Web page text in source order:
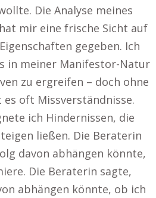
Die Analyse meines
mir eine frische Sicht auf
gegeben. Ich
in meiner Manifestor-Natur
zu ergreifen – doch ohne
oft Missverständnisse.
ich Hindernissen, die
ließen. Die Beraterin
davon abhängen könnte,
Die Beraterin sagte,
abhängen könnte, ob ich